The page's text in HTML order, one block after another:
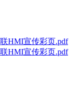
HMI宣传彩页.pdf
HMI宣传彩页.pdf